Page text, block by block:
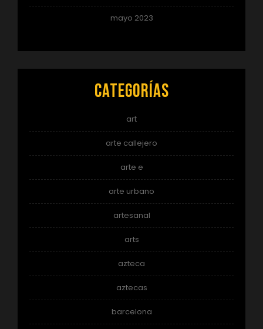
mayo 2023
Categorías
art
arte callejero
arte e
arte urbano
artesanal
arts
azteca
aztecas
barcelona